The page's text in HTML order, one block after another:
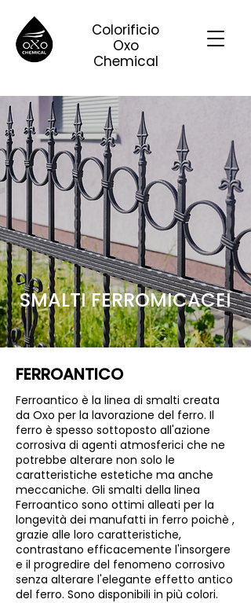
Colorificio
Oxo
Chemical
SMALTI FERROMICACEI
FERROANTICO
Ferroantico è la linea di smalti creata
da Oxo per la lavorazione del ferro. Il
ferro è spesso sottoposto all'azione
corrosiva di agenti atmosferici che ne
potrebbe alterare non solo le
caratteristiche estetiche ma anche
meccaniche. Gli smalti della linea
Ferroantico sono ottimi alleati per la
longevità dei manufatti in ferro poichè ,
grazie alle loro caratteristiche,
contrastano efficacemente l'insorgere
e il progredire del fenomeno corrosivo
senza alterare l'elegante effetto antico
del ferro. Sono disponibili in più colori.